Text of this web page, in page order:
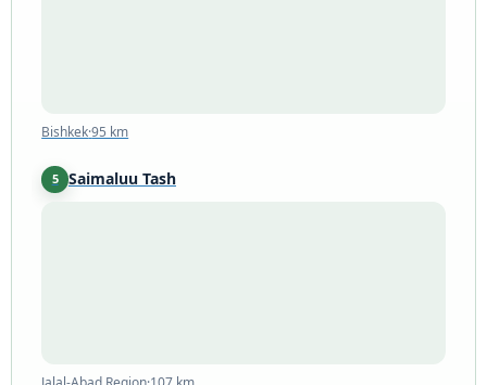
Bishkek·95 km
5 Saimaluu Tash